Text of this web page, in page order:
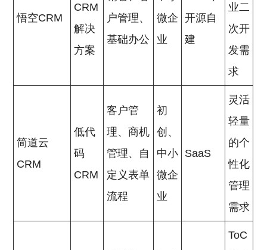
悟空CRM
CRM
解决
方案
户管理、
基础办公
微企
业
开源自
建
业二
次开
发需
求
简道云
CRM
低代
码
CRM
客户管
理、商机
管理、自
定义表单
流程
初
创、
中小
微企
业
SaaS
灵活
轻量
的个
性化
管理
需求
ToC